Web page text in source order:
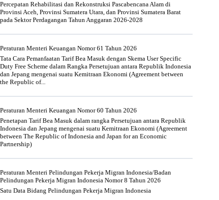
Percepatan Rehabilitasi dan Rekonstruksi Pascabencana Alam di
Provinsi Aceh, Provinsi Sumatera Utara, dan Provinsi Sumatera Barat
pada Sektor Perdagangan Tahun Anggaran 2026-2028
Peraturan Menteri Keuangan Nomor 61 Tahun 2026
Tata Cara Pemanfaatan Tarif Bea Masuk dengan Skema User Specific
Duty Free Scheme dalam Rangka Persetujuan antara Republik Indonesia
dan Jepang mengenai suatu Kemitraan Ekonomi (Agreement between
the Republic of...
Peraturan Menteri Keuangan Nomor 60 Tahun 2026
Penetapan Tarif Bea Masuk dalam rangka Persetujuan antara Republik
Indonesia dan Jepang mengenai suatu Kemitraan Ekonomi (Agreement
between The Republic of Indonesia and Japan for an Economic
Partnership)
Peraturan Menteri Pelindungan Pekerja Migran Indonesia/Badan
Pelindungan Pekerja Migran Indonesia Nomor 8 Tahun 2026
Satu Data Bidang Pelindungan Pekerja Migran Indonesia